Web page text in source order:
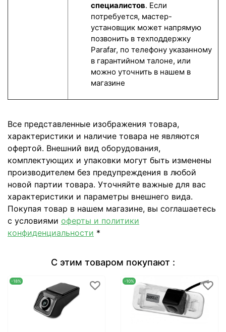
специалистов. Если
потребуется, мастер-
установщик может напрямую
позвонить в техподдержку
Parafar, по телефону указанному
в гарантийном талоне, или
можно уточнить в нашем в
магазине
Все представленные изображения товара,
характеристики и наличие товара не являются
офертой. Внешний вид оборудования,
комплектующих и упаковки могут быть изменены
производителем без предупреждения в любой
новой партии товара. Уточняйте важные для вас
характеристики и параметры внешнего вида.
Покупая товар в нашем магазине, вы соглашаетесь
с условиями оферты и политики
конфиденциальности *
С этим товаром покупают :
-18% -10%